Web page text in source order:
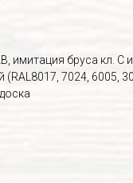
имитация бруса кл. С
7024, 6005,